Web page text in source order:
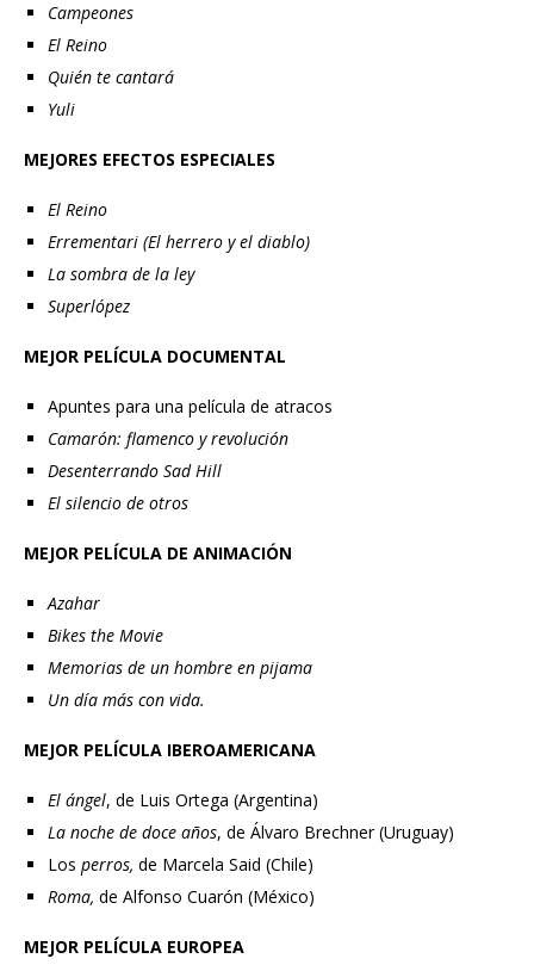
Campeones
El Reino
Quién te cantará
Yuli
MEJORES EFECTOS ESPECIALES
El Reino
Errementari (El herrero y el diablo)
La sombra de la ley
Superlópez
MEJOR PELÍCULA DOCUMENTAL
Apuntes para una película de atracos
Camarón: flamenco y revolución
Desenterrando Sad Hill
El silencio de otros
MEJOR PELÍCULA DE ANIMACIÓN
Azahar
Bikes the Movie
Memorias de un hombre en pijama
Un día más con vida.
MEJOR PELÍCULA IBEROAMERICANA
El ángel, de Luis Ortega (Argentina)
La noche de doce años, de Álvaro Brechner (Uruguay)
Los perros, de Marcela Said (Chile)
Roma, de Alfonso Cuarón (México)
MEJOR PELÍCULA EUROPEA